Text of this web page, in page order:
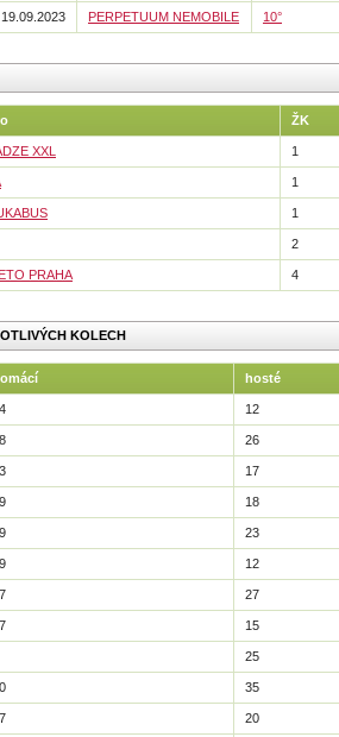
19.09.2023 PERPETUUM NEMOBILE 10°
ŽK
XXL 1
1
1
2
PRAHA 4
KOLECH
hosté
12
26
17
18
23
12
27
15
25
35
20